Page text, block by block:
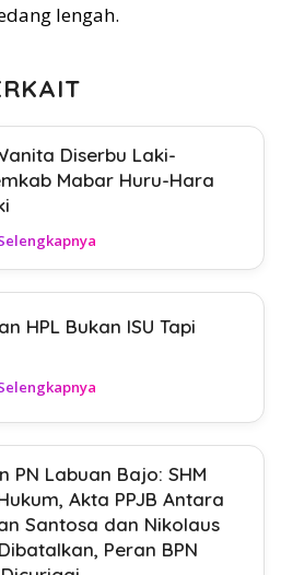
lengah.
Diserbu Laki-
Mabar Huru-Hara
HPL Bukan ISU Tapi
PN Labuan Bajo: SHM
Akta PPJB Antara
Santosa dan Nikolaus
Peran BPN